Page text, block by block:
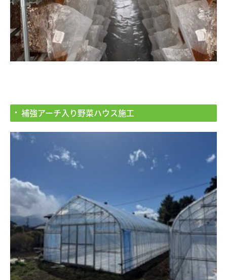
補強アーチ入り野菜ハウス施工